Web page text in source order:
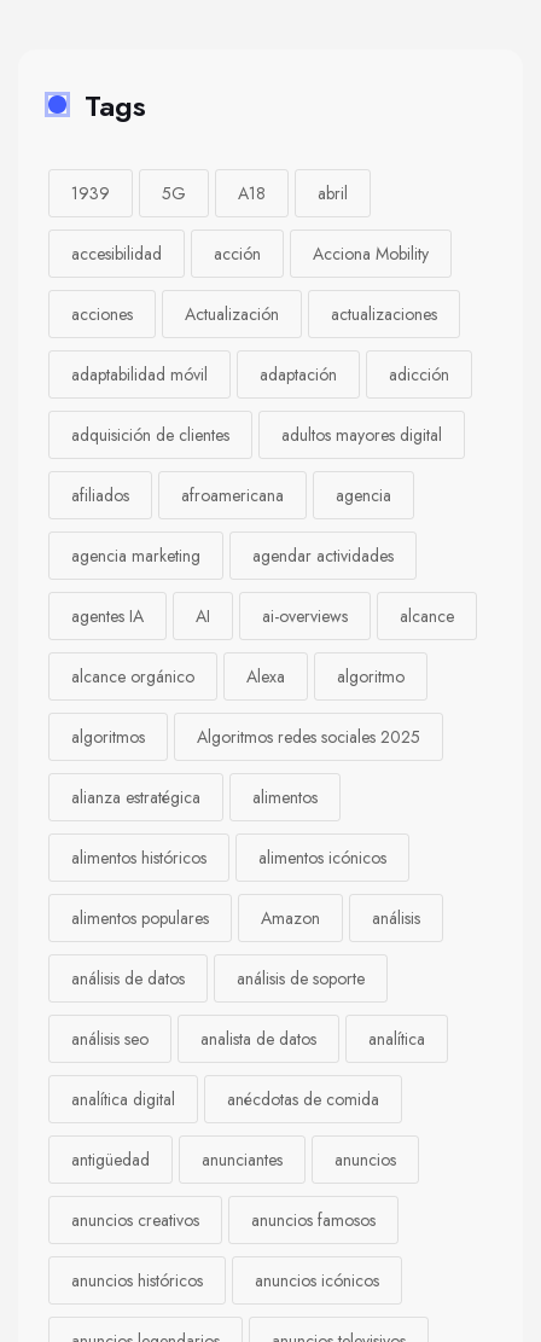
Tags
1939 5G A18 abril
accesibilidad acción Acciona Mobility
acciones Actualización actualizaciones
adaptabilidad móvil adaptación adicción
adquisición de clientes adultos mayores digital
afiliados afroamericana agencia
agencia marketing agendar actividades
agentes IA AI ai-overviews alcance
alcance orgánico Alexa algoritmo
algoritmos Algoritmos redes sociales 2025
alianza estratégica alimentos
alimentos históricos alimentos icónicos
alimentos populares Amazon análisis
análisis de datos análisis de soporte
análisis seo analista de datos analítica
analítica digital anécdotas de comida
antigüedad anunciantes anuncios
anuncios creativos anuncios famosos
anuncios históricos anuncios icónicos